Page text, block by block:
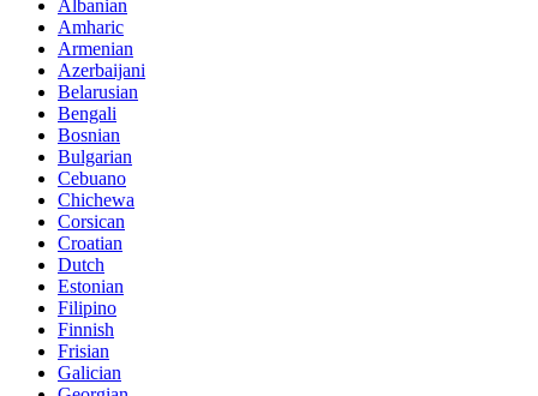
Albanian
Amharic
Armenian
Azerbaijani
Belarusian
Bengali
Bosnian
Bulgarian
Cebuano
Chichewa
Corsican
Croatian
Dutch
Estonian
Filipino
Finnish
Frisian
Galician